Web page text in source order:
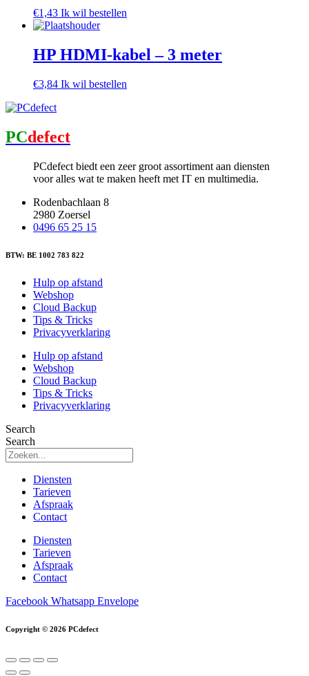
€1,43 Ik wil bestellen
HP HDMI-kabel – 3 meter
€3,84 Ik wil bestellen
PCdefect
PCdefect biedt een zeer groot assortiment aan diensten
voor alles wat te maken heeft met IT en multimedia.
Rodenbachlaan 8
2980 Zoersel
0496 65 25 15
BTW: BE 1002 783 822
Hulp op afstand
Webshop
Cloud Backup
Tips & Tricks
Privacyverklaring
Hulp op afstand
Webshop
Cloud Backup
Tips & Tricks
Privacyverklaring
Search
Search
Diensten
Tarieven
Afspraak
Contact
Diensten
Tarieven
Afspraak
Contact
Facebook Whatsapp Envelope
Copyright © 2026 PCdefect